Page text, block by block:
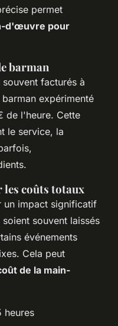
permet
d'œuvre pour
barman
souvent facturés à
expérimenté
de l'heure. Cette
le service, la
coûts totaux
un impact significatif
souvent laissés
événements
Cela peut
de la main-
heures